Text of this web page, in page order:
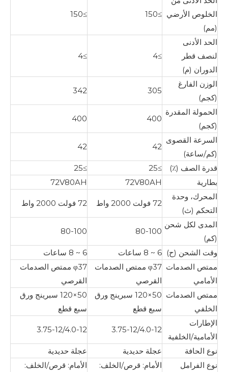
الخلوص الأرضي
(مم)
≥150
≥150
الحد الأدنى
لنصف قطر
الدوران (م)
≥4
≥4
الوزن الفارغ
(كجم)
305
342
الحمولة المقدرة
(كجم)
400
400
السرعة القصوى
(كم/ساعة)
42
42
قدرة الصف (٪) ≥25
≥25
بطارية
72V80AH
72V80AH
المحرك، وحدة
التحكم (ث)
72 فولت 2000 واط 72 فولت 2000 واط
المدى لكل شحن
(كم)
80-100
80-100
وقت الشحن (ح) 6 ~ 8 ساعات
6 ~ 8 ساعات
ممتص الصدمات
الأمامي
φ37 ممتص الصدمات
القرصي
φ37 ممتص الصدمات
القرصي
ممتص الصدمات
الخلفي
50×120 سبرينج ورق
سبع قطع
50×120 سبرينج ورق
سبع قطع
الإطارات
الأمامية/الخلفية
3.75-12/4.0-12
3.75-12/4.0-12
نوع الحافة عجلة حديدية
عجلة حديدية
نوع الفرامل
الأمام: قرص/الخلف:
الأمام: قرص/الخلف: